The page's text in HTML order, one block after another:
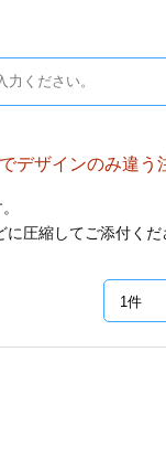
デザインのみ違う
圧縮してご添付くだ